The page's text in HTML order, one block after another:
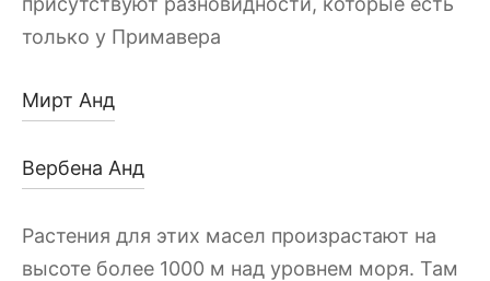
только у Примавера
Мирт Анд
Вербена Анд
Растения для этих масел произрастают на
высоте более 1000 м над уровнем моря. Там